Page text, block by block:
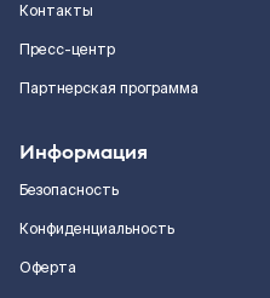
Контакты
Пресс-центр
Партнерская программа
Информация
Безопасность
Конфиденциальность
Оферта